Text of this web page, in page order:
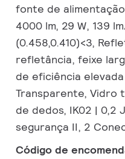
fonte de
4000 lm, 29 W, 139
(0.458,0.410)<3,
refletância, feixe
de eficiência
Transparente, Vidro
de dedos, IK02 | 0,2
segurança II, 2
Código de